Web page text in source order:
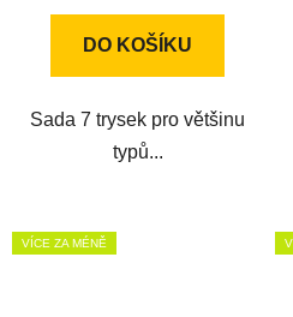
DO KOŠÍKU
Sada 7 trysek pro většinu
typů...
VÍCE ZA MÉNĚ